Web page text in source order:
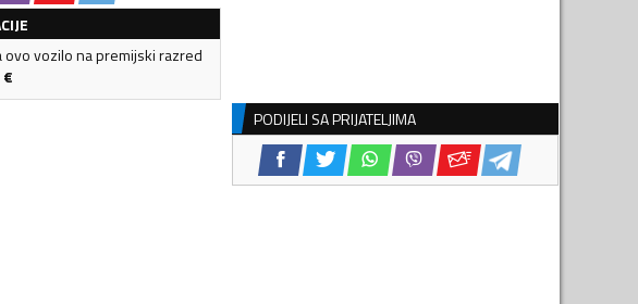
ovo vozilo na premijski razred
€
PODIJELI SA PRIJATELJIMA